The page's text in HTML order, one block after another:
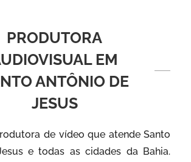
PRODUTORA
EM
ANTÔNIO DE
JESUS
de vídeo que atende Santo
e todas as cidades da Bahia.